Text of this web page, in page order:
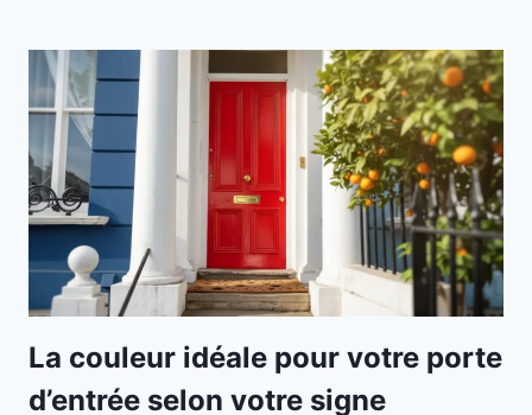
La couleur idéale pour votre porte
d’entrée selon votre signe